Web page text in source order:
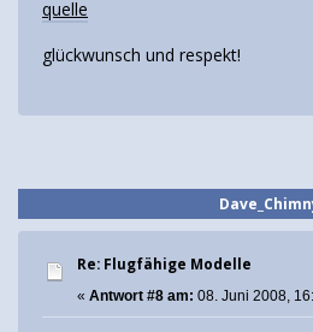
quelle
glückwunsch und respekt!
Re: Flugfähige Modelle
« Antwort #8 am: 08. Juni 2008,